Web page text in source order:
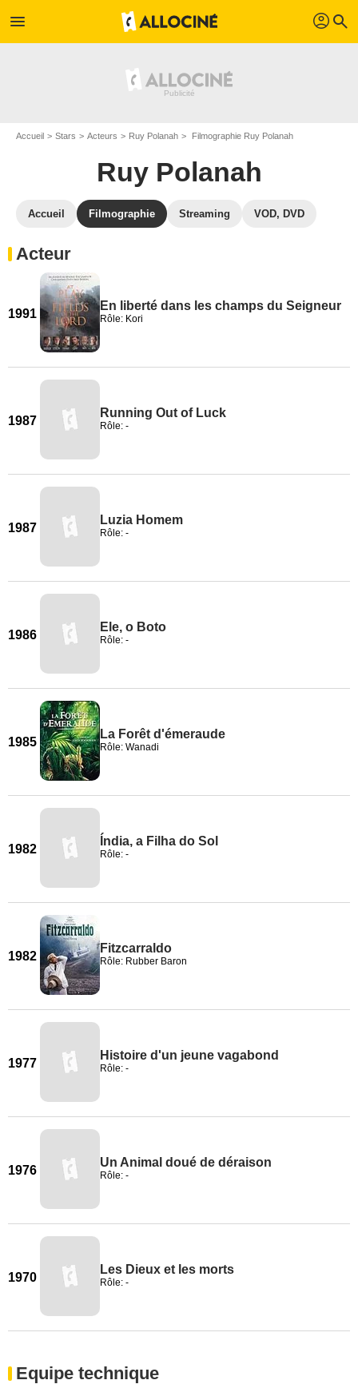
menu profil search
Accueil Stars Acteurs Ruy Polanah Filmographie Ruy Polanah
Ruy Polanah
Accueil Filmographie Streaming VOD, DVD
Acteur
1991
En liberté dans les champs du Seigneur
Rôle: Kori
1987
Running Out of Luck
Rôle: -
1987
Luzia Homem
Rôle: -
1986
Ele, o Boto
Rôle: -
1985
La Forêt d'émeraude
Rôle: Wanadi
1982
Índia, a Filha do Sol
Rôle: -
1982
Fitzcarraldo
Rôle: Rubber Baron
1977
Histoire d'un jeune vagabond
Rôle: -
1976
Un Animal doué de déraison
Rôle: -
1970
Les Dieux et les morts
Rôle: -
Equipe technique